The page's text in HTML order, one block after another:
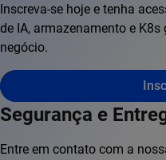
Inscreva-se hoje e tenha
de IA, armazenamento e
negócio.
Segurança e
Entre em contato com a